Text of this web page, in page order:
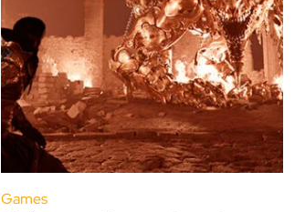
Games